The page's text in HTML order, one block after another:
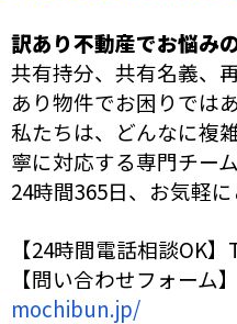
訳あり不動産でお悩み
共有持分、共有名義、
あり物件でお困りでは
私たちは、どんなに複
寧に対応する専門チー
24時間365日、お気軽に
【24時間電話相談OK
【問い合わせフォーム】
mochibun.jp/